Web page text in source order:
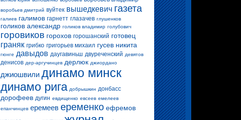
воробьев дмитрий вуйтек вышедкевич газета
галиев галимов гарнетт глазачев глушенков
голиков александр голиков владимир голубович
горовиков горохов горошанский готовец
граняк грибко григорьев михаил гусев никита
гюнге давыдов даугавиньш двуреченский девятов
денисов дер-аргучинцев дерлюк джиордано
джиошвили динамо минск
динамо рига добрышкин донбасс
дорофеев дугин евдищенко евсеев емелеев
епанчинцев еремеев еременко ефремов